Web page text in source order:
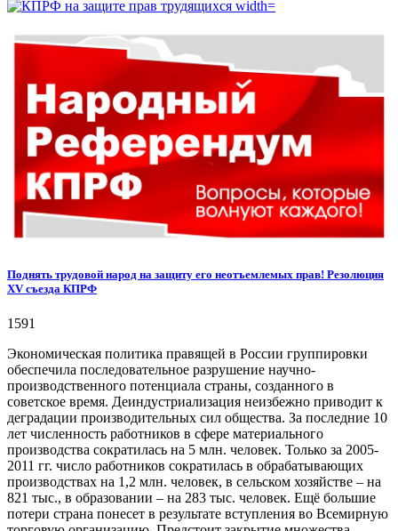
Поднять трудовой народ на защиту его неотъемлемых прав! Резолюция
XV съезда КПРФ
1591
Экономическая политика правящей в России группировки
обеспечила последовательное разрушение научно-
производственного потенциала страны, созданного в
советское время. Деиндустриализация неизбежно приводит к
деградации производительных сил общества. За последние 10
лет численность работников в сфере материального
производства сократилась на 5 млн. человек. Только за 2005-
2011 гг. число работников сократилась в обрабатывающих
производствах на 1,2 млн. человек, в сельском хозяйстве – на
821 тыс., в образовании – на 283 тыс. человек. Ещё большие
потери страна понесет в результате вступления во Всемирную